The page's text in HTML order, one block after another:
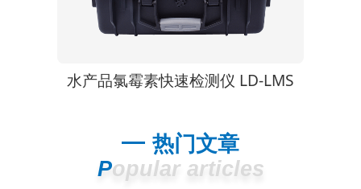
快速检测仪 LD-LMS 水产品安全综合检测仪 LD-
热门文章
Popular articles